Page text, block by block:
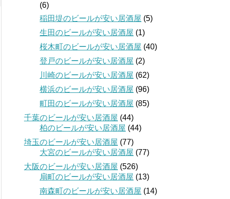
(6)
稲田堤のビールが安い居酒屋 (5)
生田のビールが安い居酒屋 (1)
桜木町のビールが安い居酒屋 (40)
登戸のビールが安い居酒屋 (2)
川崎のビールが安い居酒屋 (62)
横浜のビールが安い居酒屋 (96)
町田のビールが安い居酒屋 (85)
千葉のビールが安い居酒屋 (44)
柏のビールが安い居酒屋 (44)
埼玉のビールが安い居酒屋 (77)
大宮のビールが安い居酒屋 (77)
大阪のビールが安い居酒屋 (526)
扇町のビールが安い居酒屋 (13)
南森町のビールが安い居酒屋 (14)